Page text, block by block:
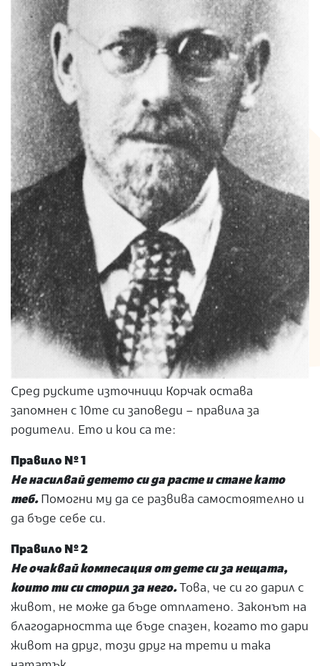
Сред руските източници Корчак остава
запомнен с 10те си заповеди – правила за
родители. Ето и кои са те:
Правило № 1
Не насилвай детето си да расте и стане като
теб.
Помогни му да се развива самостоятелно и
да бъде себе си.
Правило № 2
Не очаквай компесация от дете си за нещата,
които ти си сторил за него.
Това, че си го дарил с
живот, не може да бъде отплатено. Законът на
благодарността ще бъде спазен, когато то дари
живот на друг, този друг на трети и така